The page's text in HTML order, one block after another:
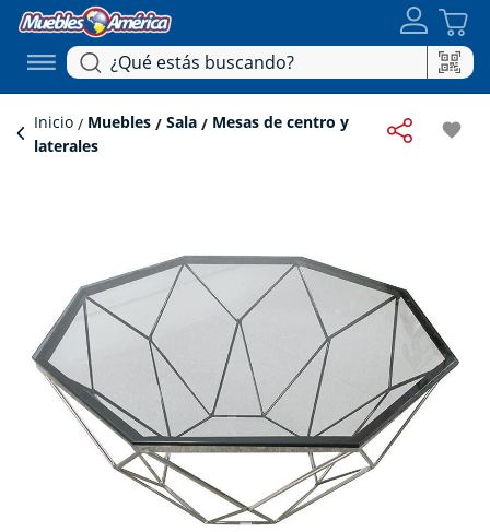
Inicio Muebles Sala
Mesas de centro y
laterales
favorite